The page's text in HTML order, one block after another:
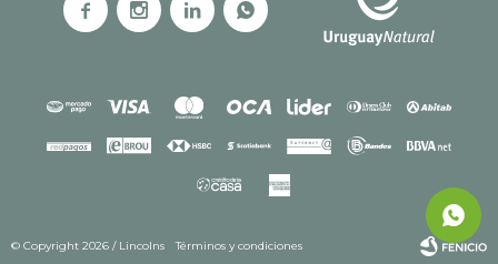
   
© Copyright 2026 / Lincolns Términos y condiciones